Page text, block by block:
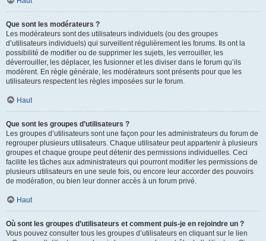
Que sont les modérateurs ?
Les modérateurs sont des utilisateurs individuels (ou des groupes
d’utilisateurs individuels) qui surveillent régulièrement les forums. Ils ont la
possibilité de modifier ou de supprimer les sujets, les verrouiller, les
déverrouiller, les déplacer, les fusionner et les diviser dans le forum qu’ils
modèrent. En règle générale, les modérateurs sont présents pour que les
utilisateurs respectent les règles imposées sur le forum.
Haut
Que sont les groupes d’utilisateurs ?
Les groupes d’utilisateurs sont une façon pour les administrateurs du forum de
regrouper plusieurs utilisateurs. Chaque utilisateur peut appartenir à plusieurs
groupes et chaque groupe peut détenir des permissions individuelles. Ceci
facilite les tâches aux administrateurs qui pourront modifier les permissions de
plusieurs utilisateurs en une seule fois, ou encore leur accorder des pouvoirs
de modération, ou bien leur donner accès à un forum privé.
Haut
Où sont les groupes d’utilisateurs et comment puis-je en rejoindre un ?
Vous pouvez consulter tous les groupes d’utilisateurs en cliquant sur le lien